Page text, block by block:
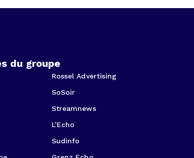
du groupe
Rossel Advertising
SoSoir
Streamnews
L’Echo
Sudinfo